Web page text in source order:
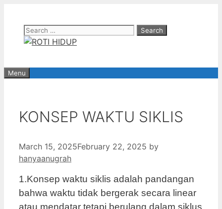
contentSearch
for:
Menu
KONSEP WAKTU SIKLIS
March 15, 2025February 22, 2025 by
hanyaanugrah
1.Konsep waktu siklis adalah pandangan
bahwa waktu tidak bergerak secara linear
atau mendatar tetapi berulang dalam siklus